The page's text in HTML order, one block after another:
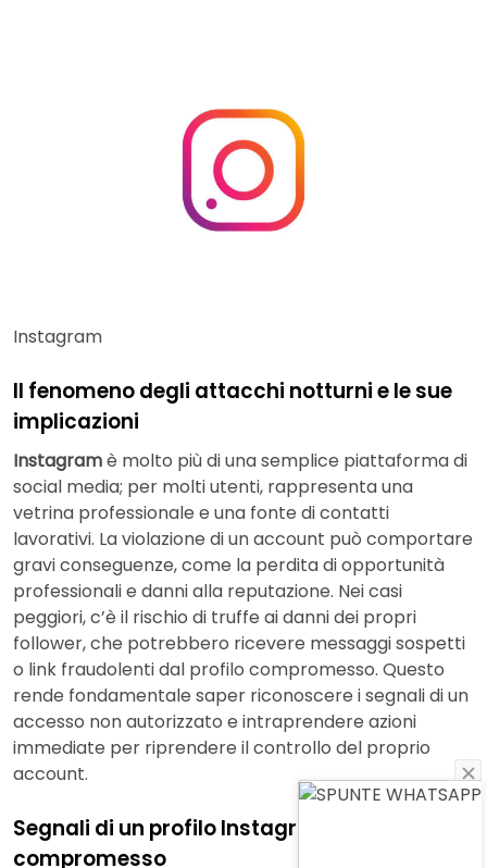
Instagram
Il fenomeno degli attacchi notturni e le sue
implicazioni
Instagramè molto più di una semplice piattaforma di
social media; per molti utenti, rappresenta una
vetrina professionale e una fonte di contatti
lavorativi. La violazione di un account può comportare
gravi conseguenze, come la perdita di opportunità
professionali e danni alla reputazione. Nei casi
peggiori, c’è il rischio di truffe ai danni dei propri
follower, che potrebbero ricevere messaggi sospetti
o link fraudolenti dal profilo compromesso. Questo
rende fondamentale saper riconoscere i segnali di un
accesso non autorizzato e intraprendere azioni
immediate per riprendere il controllo del proprio
account.
Segnali di un profilo Instagram
compromesso